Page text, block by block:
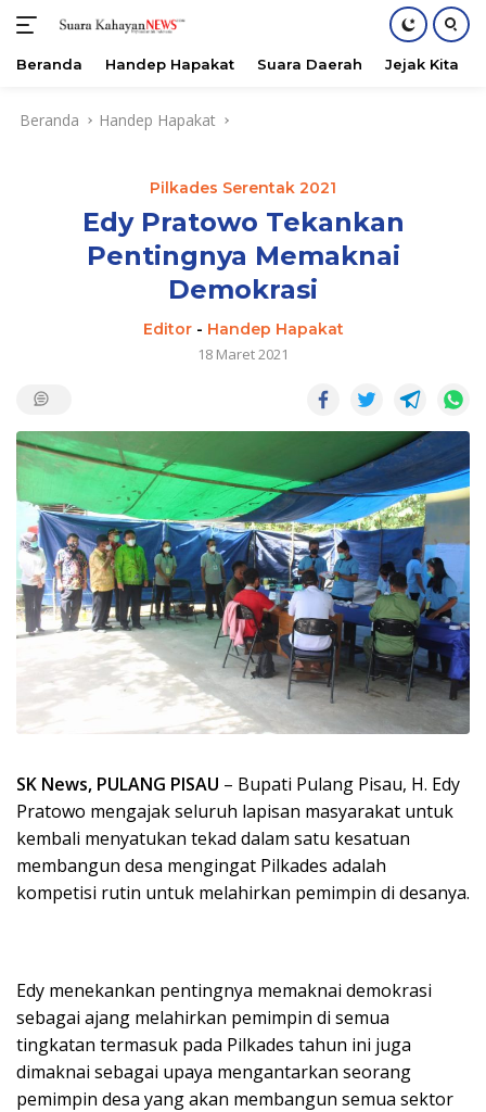
Beranda Handep Hapakat Suara Daerah Jejak Kita
Beranda Handep Hapakat
Pilkades Serentak 2021
Edy Pratowo Tekankan
Pentingnya Memaknai
Demokrasi
Editor- Handep Hapakat
18 Maret 2021
SK News, PULANG PISAU – Bupati Pulang Pisau, H. Edy
Pratowo mengajak seluruh lapisan masyarakat untuk
kembali menyatukan tekad dalam satu kesatuan
membangun desa mengingat Pilkades adalah
kompetisi rutin untuk melahirkan pemimpin di desanya.
Edy menekankan pentingnya memaknai demokrasi
sebagai ajang melahirkan pemimpin di semua
tingkatan termasuk pada Pilkades tahun ini juga
dimaknai sebagai upaya mengantarkan seorang
pemimpin desa yang akan membangun semua sektor